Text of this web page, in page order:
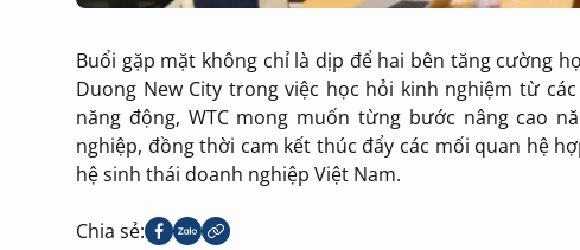
Buổi gặp mặt không chỉ là dịp để hai bên tăng cường
Duong New City trong việc học hỏi kinh nghiệm từ
năng động, WTC mong muốn từng bước nâng cao
nghiệp, đồng thời cam kết thúc đẩy các mối quan hệ
hệ sinh thái doanh nghiệp Việt Nam.
Chia sẻ: